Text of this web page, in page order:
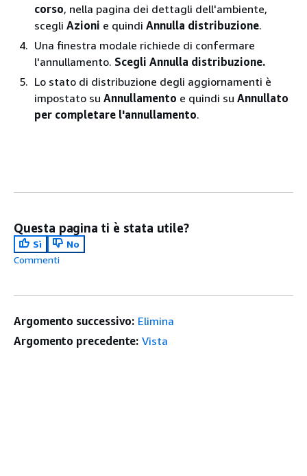
corso, nella pagina dei dettagli dell'ambiente,
scegli Azioni e quindi Annulla distribuzione.
Una finestra modale richiede di confermare
l'annullamento. Scegli Annulla distribuzione.
Lo stato di distribuzione degli aggiornamenti è
impostato su Annullamento e quindi su Annullato
per completare l'annullamento.
Questa pagina ti è stata utile?
Sì
No
Commenti
Argomento successivo: Elimina
Argomento precedente: Vista